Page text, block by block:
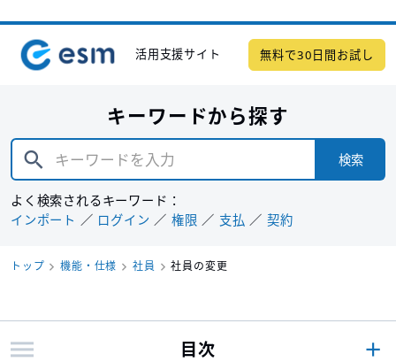
活用支援サイト 無料で30日間お試し
キーワードから探す
検索
よく検索されるキーワード：
インポート
ログイン 権限 支払 契約
トップ 機能・仕様 社員 社員の変更
目次